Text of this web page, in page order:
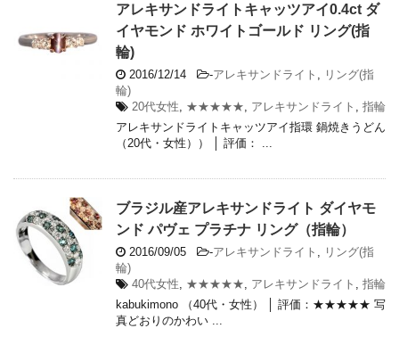
アレキサンドライトキャッツアイ0.4ct ダ
イヤモンド ホワイトゴールド リング(指
輪)
2016/12/14 -アレキサンドライト
リング(指
輪)
20代女性
★★★★★ アレキサンドライト
指輪
アレキサンドライトキャッツアイ指環 鍋焼きうどん
（20代・女性）） │ 評価： ...
ブラジル産アレキサンドライト ダイヤモ
ンド パヴェ プラチナ リング（指輪）
2016/09/05 -アレキサンドライト
リング(指
輪)
40代女性
★★★★★ アレキサンドライト
指輪
kabukimono （40代・女性） │ 評価：★★★★★ 写
真どおりのかわい ...